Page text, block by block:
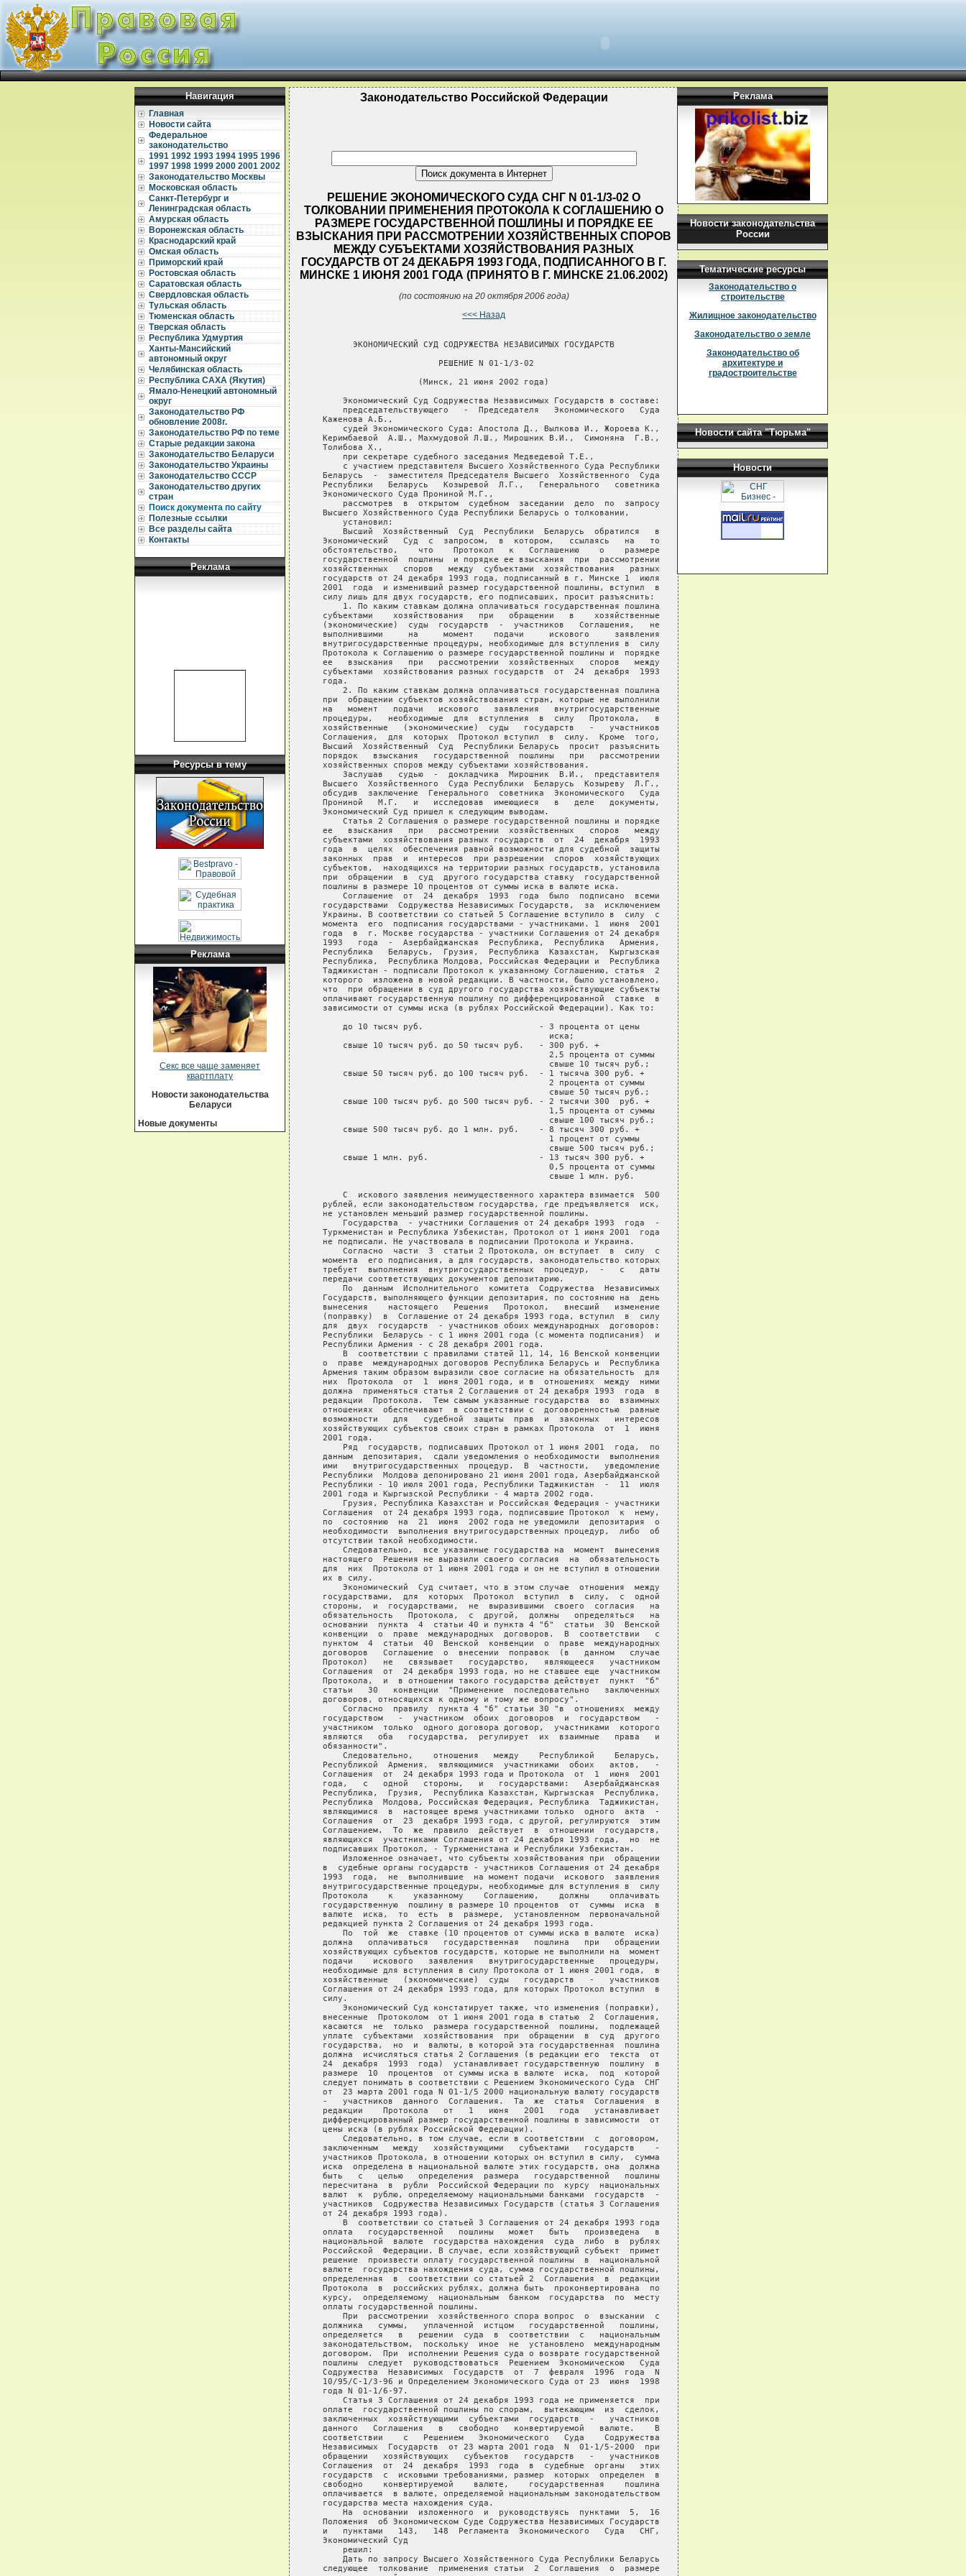
Навигация
Главная
Новости сайта
Федеральное
законодательство
1991 1992 1993 1994 1995 1996
1997 1998 1999 2000 2001 2002
Законодательство Москвы
Московская область
Санкт-Петербург и
Ленинградская область
Амурская область
Воронежская область
Краснодарский край
Омская область
Приморский край
Ростовская область
Саратовская область
Свердловская область
Тульская область
Тюменская область
Тверская область
Республика Удмуртия
Ханты-Мансийский
автономный округ
Челябинская область
Республика САХА (Якутия)
Ямало-Ненецкий автономный
округ
Законодательство РФ
обновление 2008г.
Законодательство РФ по теме
Старые редакции закона
Законодательство Беларуси
Законодательство Украины
Законодательство СССР
Законодательство других
стран
Поиск документа по сайту
Полезные ссылки
Все разделы сайта
Контакты
Реклама
Ресурсы в тему
Реклама
Секс все чаще заменяет
квартплату
Новости законодательства
Беларуси
Новые документы
Законодательство Российской Федерации
РЕШЕНИЕ ЭКОНОМИЧЕСКОГО СУДА СНГ N 01-1/3-02 О
ТОЛКОВАНИИ ПРИМЕНЕНИЯ ПРОТОКОЛА К СОГЛАШЕНИЮ О
РАЗМЕРЕ ГОСУДАРСТВЕННОЙ ПОШЛИНЫ И ПОРЯДКЕ ЕЕ
ВЗЫСКАНИЯ ПРИ РАССМОТРЕНИИ ХОЗЯЙСТВЕННЫХ СПОРОВ
МЕЖДУ СУБЪЕКТАМИ ХОЗЯЙСТВОВАНИЯ РАЗНЫХ
ГОСУДАРСТВ ОТ 24 ДЕКАБРЯ 1993 ГОДА, ПОДПИСАННОГО В Г.
МИНСКЕ 1 ИЮНЯ 2001 ГОДА (ПРИНЯТО В Г. МИНСКЕ 21.06.2002)
(по состоянию на 20 октября 2006 года)
<<< Назад
Реклама
Новости законодательства
России
Тематические ресурсы
Законодательство о
строительстве
Жилищное законодательство
Законодательство о земле
Законодательство об
архитектуре и
градостроительстве
Новости сайта "Тюрьма"
Новости